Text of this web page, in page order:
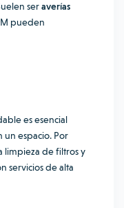
seraverías
pueden
es esencial
un espacio. Por
limpieza de filtros y
servicios de alta